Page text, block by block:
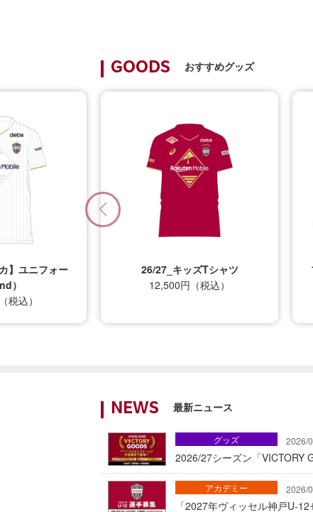
GOODS おすすめグッズ
】ユニフォー
）
税込）
26/27_キッズTシャツ
12,500円（税込）
NEWS 最新ニュース
2026/
2026/27シーズン「VICTORY
グッズ
2026/
「2027年ヴィッセル神戸U-
アカデミー